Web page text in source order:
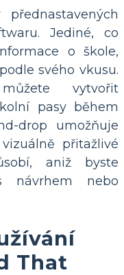
Jediné, co
o škole,
svého vkusu.
vytvořit
pasy během
drop umožňuje
přitažlivé
aniž byste
návrhem nebo
That